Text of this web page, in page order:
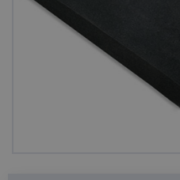
Další pryžové a plastové
Centrum poptávek